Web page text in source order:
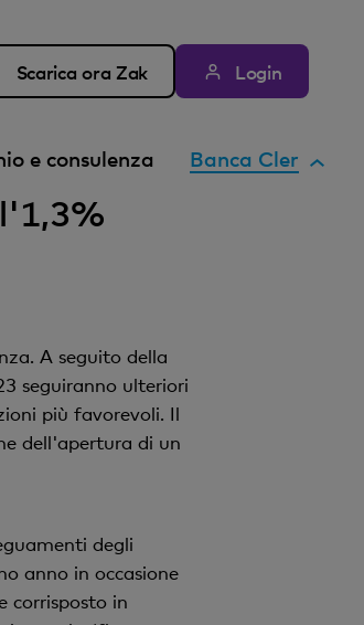
Scarica ora Zak Login
e consulenza Banca Cler
A seguito della
seguiranno ulteriori
più favorevoli. Il
dell'apertura di un
degli
anno in occasione
corrisposto in